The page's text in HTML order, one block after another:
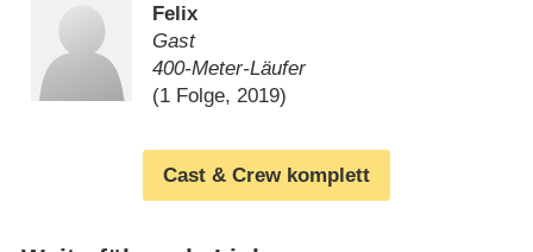
Felix
Gast
400-Meter-Läufer
(1 Folge, 2019)
Cast & Crew komplett